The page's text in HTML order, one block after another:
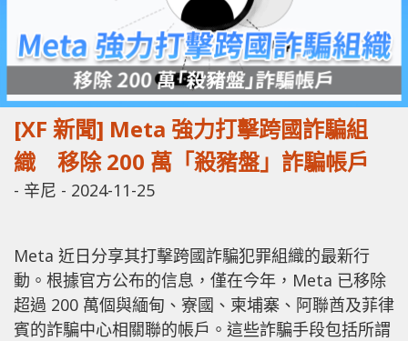
[XF 新聞] Meta 強力打擊跨國詐騙組
織 移除 200 萬「殺豬盤」詐騙帳戶
- 辛尼 - 2024-11-25
Meta 近日分享其打擊跨國詐騙犯罪組織的最新行
動。根據官方公布的信息，僅在今年，Meta 已移除
超過 200 萬個與緬甸、寮國、柬埔寨、阿聯酋及菲律
賓的詐騙中心相關聯的帳戶。這些詐騙手段包括所謂